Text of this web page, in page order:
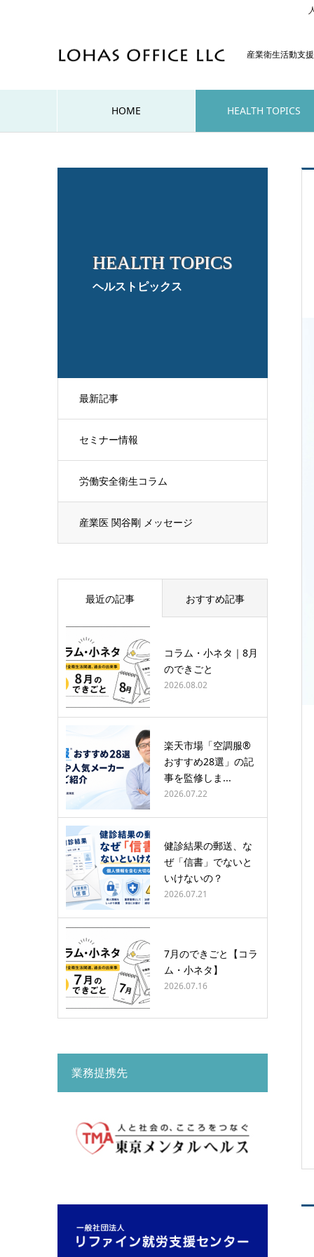
産業衛生活動支
HOME HEALTH TOPICS
HEALTH TOPICS
ヘルストピックス
最新記事
セミナー情報
労働安全衛生コラム
産業医 関谷剛 メッセージ
最近の記事 おすすめ記事
コラム・小ネタ｜8月
のできごと
2026.08.02
楽天市場「空調服®
おすすめ28選」の記
事を監修しま...
2026.07.22
健診結果の郵送、な
ぜ「信書」でないと
いけないの？
2026.07.21
7月のできごと【コラ
ム・小ネタ】
2026.07.16
業務提携先